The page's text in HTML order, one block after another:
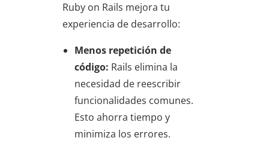
Ruby on Rails mejora tu
experiencia de desarrollo:
Menos repetición de
código: Rails elimina la
necesidad de reescribir
funcionalidades comunes.
Esto ahorra tiempo y
minimiza los errores.